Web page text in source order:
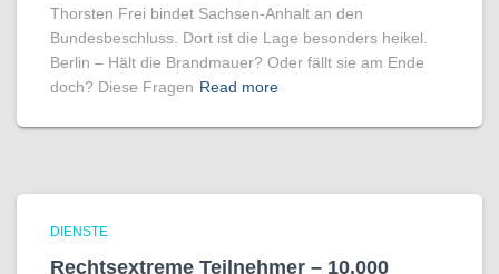
Thorsten Frei bindet Sachsen-Anhalt an den
Bundesbeschluss. Dort ist die Lage besonders heikel.
Berlin – Hält die Brandmauer? Oder fällt sie am Ende
doch? Diese Fragen Read more
DIENSTE
Rechtsextreme Teilnehmer – 10.000